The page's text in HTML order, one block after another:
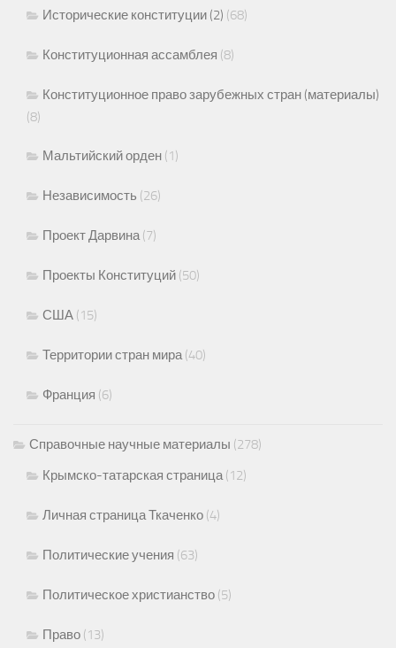
Исторические конституции (2) (68)
Конституционная ассамблея (8)
Конституционное право зарубежных стран (материалы)
(8)
Мальтийский орден (1)
Независимость (26)
Проект Дарвина(7)
Проекты Конституций (50)
США (15)
Территории стран мира(40)
Франция (6)
Справочные научные материалы (278)
Крымско-татарская страница(12)
Личная страница Ткаченко (4)
Политические учения (63)
Политическое христианство (5)
Право (13)